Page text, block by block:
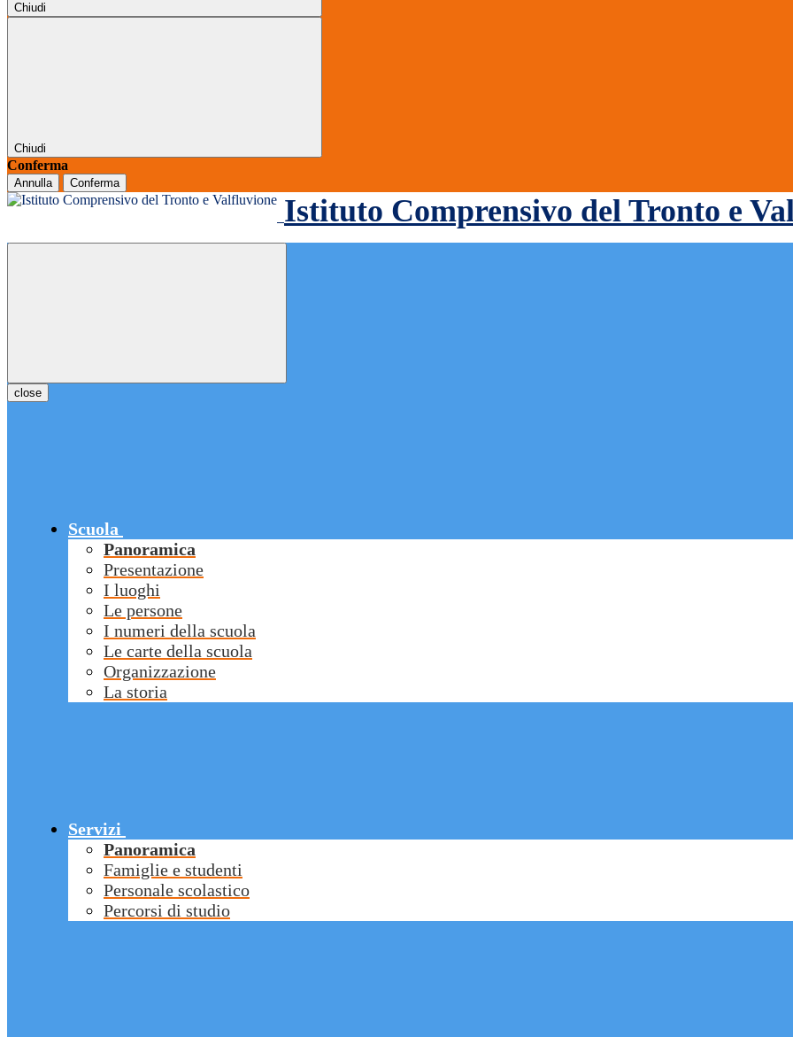
Chiudi
Chiudi
Conferma
Annulla Conferma
Istituto Comprensivo del Tronto e
close
Scuola
Panoramica
Presentazione
I luoghi
Le persone
I numeri della scuola
Le carte della scuola
Organizzazione
La storia
Servizi
Panoramica
Famiglie e studenti
Personale scolastico
Percorsi di studio